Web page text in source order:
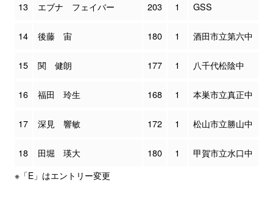
13 エブナ フェイバー 203 1 GSS
14 後藤 宙 180 1 酒田市立第六中
15 関 健朗 177 1 八千代松陰中
16 福田 玲生 168 1 本巣市立真正中
17 深見 響敏 172 1 松山市立勝山中
18 田堀 瑛大 180 1
甲賀市立水口中
※「E」はエントリー変更